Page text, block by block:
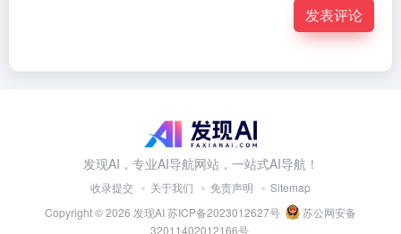
发表评论
发现AI，专业AI导航网站，一站式AI导航！
收录提交 关于我们 免责声明
Sitemap
Copyright © 2026 发现AI苏ICP备2023012627号
苏公网安备
32011402012166号